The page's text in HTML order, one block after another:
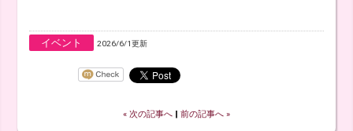
イベント 2026/6/1更新
« 次の記事へ 前の記事へ »